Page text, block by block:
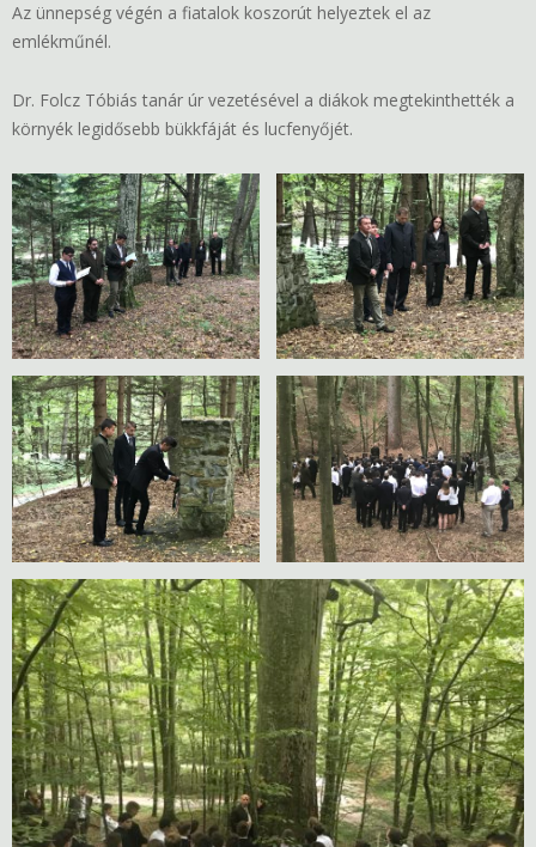
Az ünnepség végén a fiatalok koszorút helyeztek el az
emlékműnél.
Dr. Folcz Tóbiás tanár úr vezetésével a diákok megtekinthették a
környék legidősebb bükkfáját és lucfenyőjét.